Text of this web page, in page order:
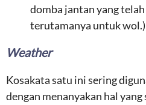
domba jantan yang
terutamanya untuk wol.)
Weather
Kosakata satu ini sering
dengan menanyakan hal yang